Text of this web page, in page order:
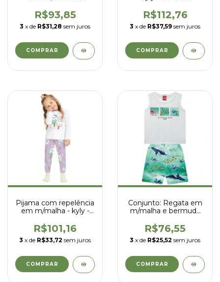
moletom s/ felpa - kyly
- 1002249
R$93,85
3 x de R$31,28 sem juros
COMPRAR
R$112,76
3 x de R$37,59 sem juros
COMPRAR
Pijama com repelência
em m/malha - kyly -
R$101,16
3 x de R$33,72 sem juros
COMPRAR
Conjunto: Regata em
m/malha e bermuda
1001885
R$76,55
3 x de R$25,52 sem juros
COMPRAR